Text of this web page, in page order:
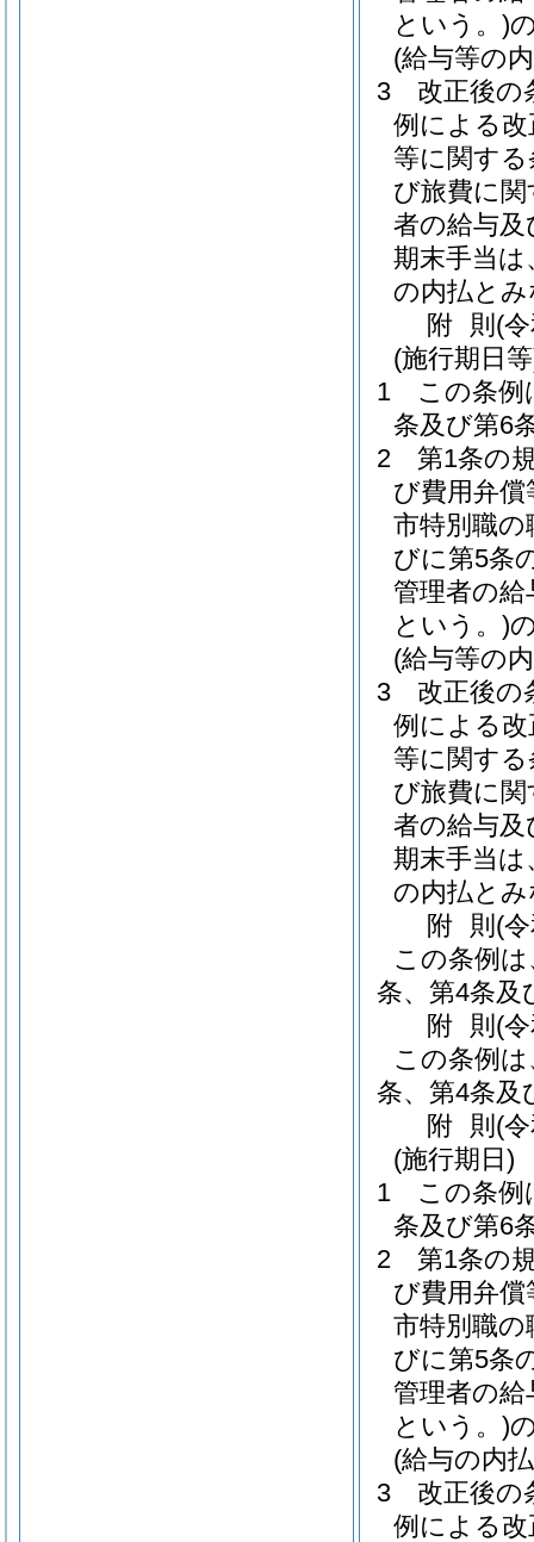
という。)
(給与等の
3
改正後の
例による
等に関す
び旅費に
者の給与
期末手当
の内払と
附 則 (
(施行期日
1
この条例
条及び第6
2
第1条の
び費用弁
市特別職
びに第5条
管理者の
という。)
(給与等の
3
改正後の
例による
等に関す
び旅費に
者の給与
期末手当
の内払と
附 則 (
この条例
条、第4条及
附 則 (
この条例
条、第4条及
附 則 (
(施行期日)
1
この条例
条及び第6
2
第1条の
び費用弁
市特別職
びに第5条
管理者の
という。)
(給与の内
3
改正後の
例による